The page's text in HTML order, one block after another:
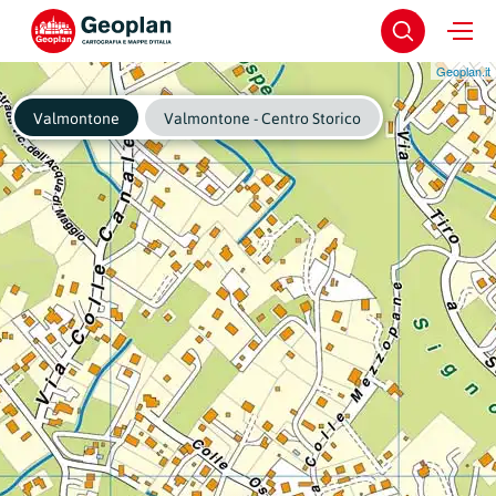
Geoplan.it
Valmontone Valmontone - Centro Storico